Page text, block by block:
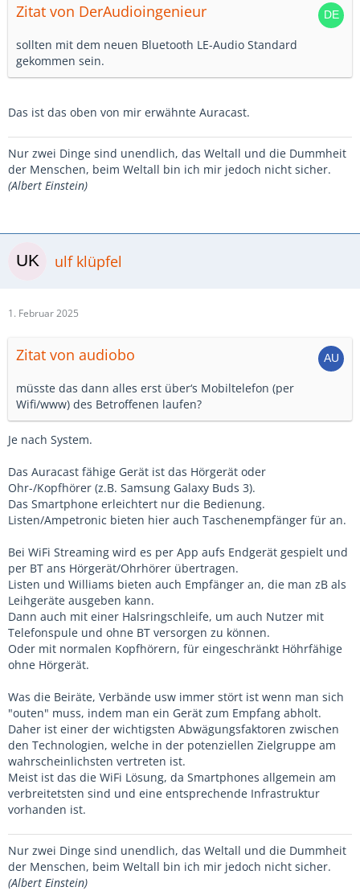
Zitat von DerAudioingenieur
sollten mit dem neuen Bluetooth LE-Audio Standard
gekommen sein.
Das ist das oben von mir erwähnte Auracast.
Nur zwei Dinge sind unendlich, das Weltall und die Dummheit
der Menschen, beim Weltall bin ich mir jedoch nicht sicher.
(Albert Einstein)
ulf klüpfel
1. Februar 2025
Zitat von audiobo
müsste das dann alles erst über‘s Mobiltelefon (per
Wifi/www) des Betroffenen laufen?
Je nach System.
Das Auracast fähige Gerät ist das Hörgerät oder
Ohr-/Kopfhörer (z.B. Samsung Galaxy Buds 3).
Das Smartphone erleichtert nur die Bedienung.
Listen/Ampetronic bieten hier auch Taschenempfänger für an.
Bei WiFi Streaming wird es per App aufs Endgerät gespielt und
per BT ans Hörgerät/Ohrhörer übertragen.
Listen und Williams bieten auch Empfänger an, die man zB als
Leihgeräte ausgeben kann.
Dann auch mit einer Halsringschleife, um auch Nutzer mit
Telefonspule und ohne BT versorgen zu können.
Oder mit normalen Kopfhörern, für eingeschränkt Höhrfähige
ohne Hörgerät.
Was die Beiräte, Verbände usw immer stört ist wenn man sich
"outen" muss, indem man ein Gerät zum Empfang abholt.
Daher ist einer der wichtigsten Abwägungsfaktoren zwischen
den Technologien, welche in der potenziellen Zielgruppe am
wahrscheinlichsten vertreten ist.
Meist ist das die WiFi Lösung, da Smartphones allgemein am
verbreitetsten sind und eine entsprechende Infrastruktur
vorhanden ist.
Nur zwei Dinge sind unendlich, das Weltall und die Dummheit
der Menschen, beim Weltall bin ich mir jedoch nicht sicher.
(Albert Einstein)